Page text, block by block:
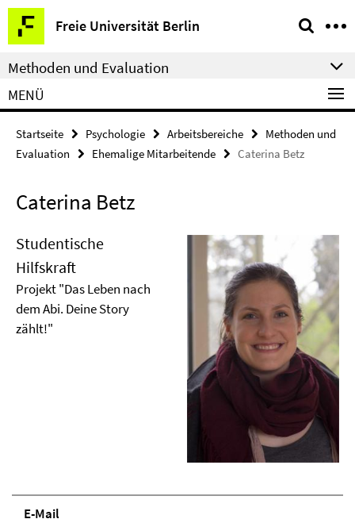
Springe
direkt
zu
Inhalt
Freie Universität Berlin
Service-
Navigation
Methoden und Evaluation
MENÜ
Startseite Psychologie Arbeitsbereiche
Methoden und
Evaluation
Ehemalige Mitarbeitende Caterina Betz
Caterina Betz
Studentische
Hilfskraft
Projekt "Das Leben nach
dem Abi. Deine Story
zählt!"
E-Mail